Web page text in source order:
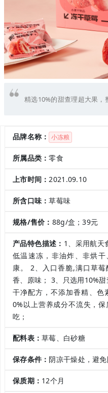
精选10%的甜查理超大果，
品牌名称： 小冻粮
所属品类：零食
上市时间：2021.09.10
所含口味：草莓味
规格/售价： 88g/盒；39元
产品特色描述： 1、采用航
低温速冻，非油炸、非烘
康。 2、入口香脆,满口草
香、原味； 3、只选用10%甜
干净配方，不添加香精、
0%以上营养成分不流失，
吃；
配料表：草莓、白砂糖
保存条件： 阴凉干燥处，避
保质期： 12个月